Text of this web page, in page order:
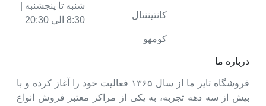
درباره ما
فروشگاه تایر ما از سال ۱۳۶۵ فعالیت خود را آغاز کرده و با
بیش از سه دهه تجربه، به یکی از مراکز معتبر فروش انواع
کانتیننتال
کومهو
شنبه تا پنجشنبه |
8:30 الی 20:30